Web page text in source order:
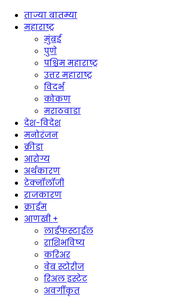
ताज्या बातम्या
महाराष्ट्र
मुंबई
पुणे
पश्चिम महाराष्ट्र
उत्तर महाराष्ट्र
विदर्भ
कोकण
मराठवाडा
देश-विदेश
मनोरंजन
क्रीडा
आरोग्य
अर्थकारण
टेक्नॉलॉजी
राजकारण
क्राईम
आणखी +
लाईफस्टाईल
राशिभविष्य
करिअर
वेब स्टोरीज
रिअल इस्टेट
अवर्गीकृत